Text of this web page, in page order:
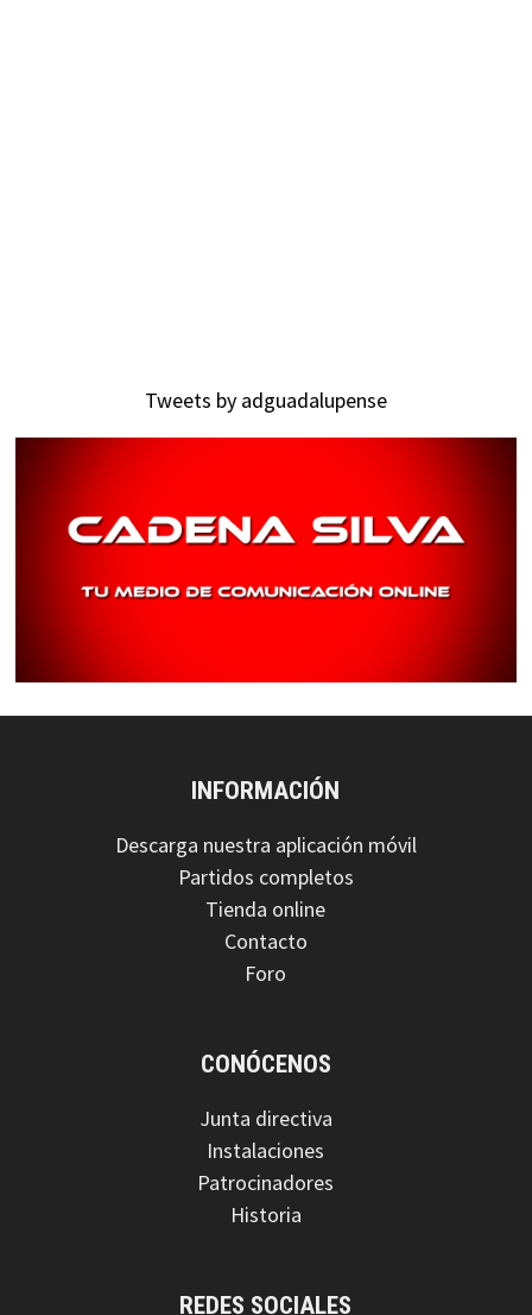
Tweets by adguadalupense
INFORMACIÓN
Descarga nuestra aplicación móvil
Partidos completos
Tienda online
Contacto
Foro
CONÓCENOS
Junta directiva
Instalaciones
Patrocinadores
Historia
REDES SOCIALES